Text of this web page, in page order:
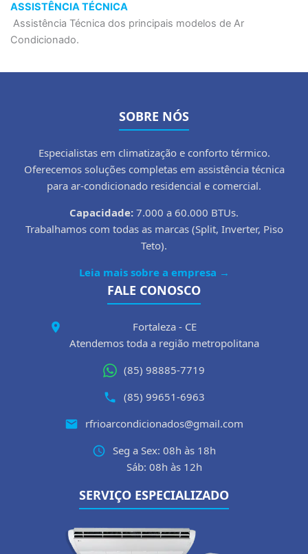
ASSISTÊNCIA TÉCNICA
Assistência Técnica dos principais modelos de Ar
Condicionado.
SOBRE NÓS
Especialistas em climatização e conforto térmico.
Oferecemos soluções completas em assistência técnica
para ar-condicionado residencial e comercial.
Capacidade: 7.000 a 60.000 BTUs.
Trabalhamos com todas as marcas (Split, Inverter, Piso
Teto).
Leia mais sobre a empresa →
FALE CONOSCO
Fortaleza - CE
Atendemos toda a região metropolitana
(85) 98885-7719
(85) 99651-6963
rfrioarcondicionados@gmail.com
Seg a Sex: 08h às 18h
Sáb: 08h às 12h
SERVIÇO ESPECIALIZADO